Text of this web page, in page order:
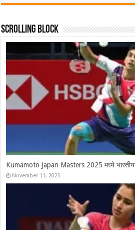
Scrolling Block
Syed Modi International 2025 चे सर्व विजेते,
सामन्यात पराभव